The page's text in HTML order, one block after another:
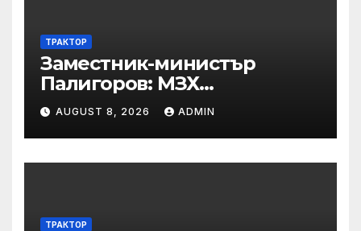
ТРАКТОР
Заместник-министър
Палигоров: МЗХ
предприема комплекс от
мерки за възстановяване
на горите от съхненето и на
полезащитните пояси в
AUGUST 8, 2026 ADMIN
ТРАКТОР